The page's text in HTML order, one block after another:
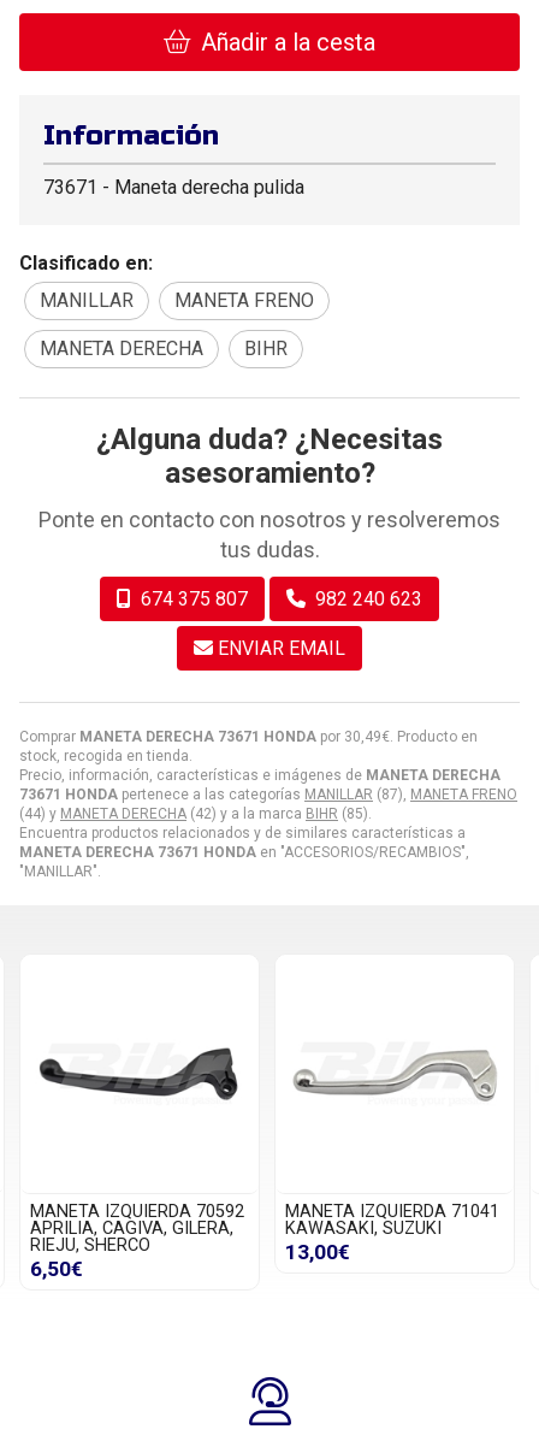
Añadir a la cesta
Comprar MANETA DERECHA 73671 HONDA por 30,49€ . Producto en
stock, recogida en tienda.
Precio, información, características e imágenes de MANETA DERECHA
73671 HONDA pertenece a las categorías MANILLAR (87), MANETA FRENO
(44) y MANETA DERECHA (42) y a la marca BIHR (85).
Encuentra productos relacionados y de similares características a
MANETA DERECHA 73671 HONDA en "ACCESORIOS/RECAMBIOS",
"MANILLAR".
Información
73671 - Maneta derecha pulida
Clasificado en:
MANILLAR
MANETA FRENO
MANETA DERECHA BIHR
¿Alguna duda? ¿Necesitas
asesoramiento?
Ponte en contacto con nosotros y resolveremos
tus dudas.
674 375 807 982 240 623
ENVIAR EMAIL
MANETA IZQUIERDA 70592
APRILIA, CAGIVA, GILERA,
RIEJU, SHERCO
6,50€
MANETA IZQUIERDA 71041
KAWASAKI, SUZUKI
13,00€